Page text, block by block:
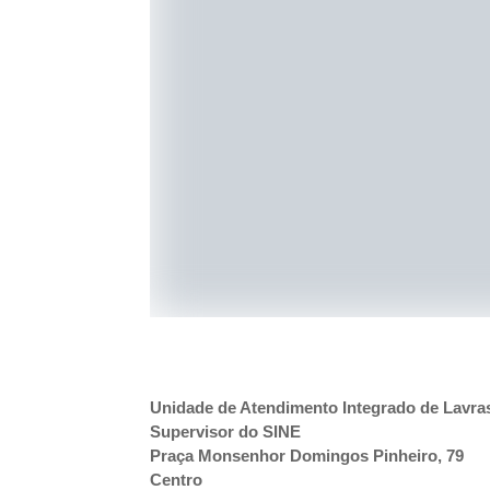
Unidade de Atendimento Integrado de
Supervisor do SINE
Praça Monsenhor Domingos Pinheiro, 79
Centro